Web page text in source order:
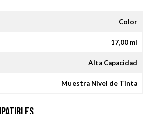
Color
17,00 ml
Alta Capacidad
Muestra Nivel de Tinta